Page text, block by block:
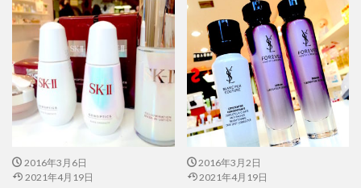
2016年3月6日
2021年4月19日
2016年3月2日
2021年4月19日